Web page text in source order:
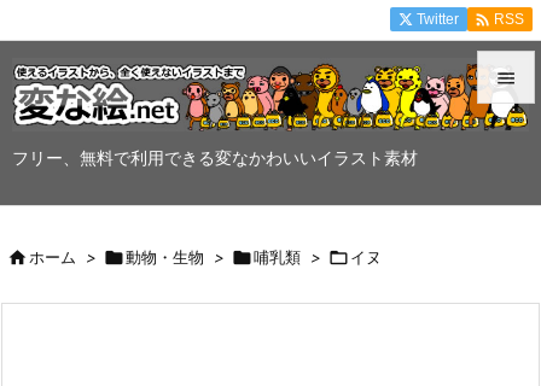
フリー、無料で利用できる変なかわいいイラスト素材


Twitter  RSS
ホーム > 動物・生物 > 哺乳類 > イヌ